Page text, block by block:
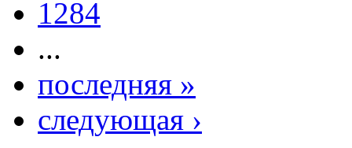
1284
...
последняя »
следующая ›